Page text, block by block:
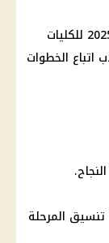
الخطوات
المرحلة